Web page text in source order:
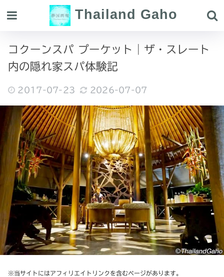
Thailand Gaho
コクーンスパ プーケット｜ザ・スレート
内の隠れ家スパ体験記
2017-07-23 2026-07-07
※当サイトにはアフィリエイトリンクを含むページがあります。